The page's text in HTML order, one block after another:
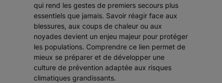
qui rend les gestes de premiers secours plus
essentiels que jamais. Savoir réagir face aux
blessures, aux coups de chaleur ou aux
noyades devient un enjeu majeur pour protéger
les populations. Comprendre ce lien permet de
mieux se préparer et de développer une
culture de prévention adaptée aux risques
climatiques grandissants.